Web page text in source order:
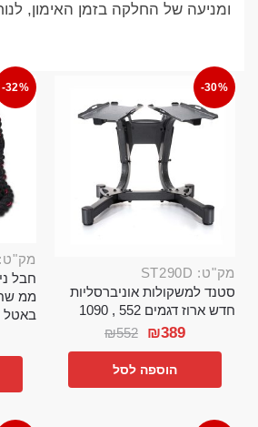
ומניעה של החלקה בזמן האימון,
-30%
מק"ט: ST290D
סטנד למשקולות אוניברסליות
חדש ארוז דגמים 552 , 1090
₪552 ₪389
הוספה לסל
-32%
מק"ט: ROP389B
באטל